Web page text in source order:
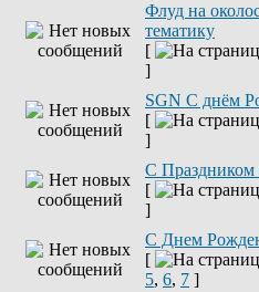
Флуд на
тематику
[
]
SGN C днём
[
]
С Праздником
[
]
С Днем
[
5, 6, 7 ]